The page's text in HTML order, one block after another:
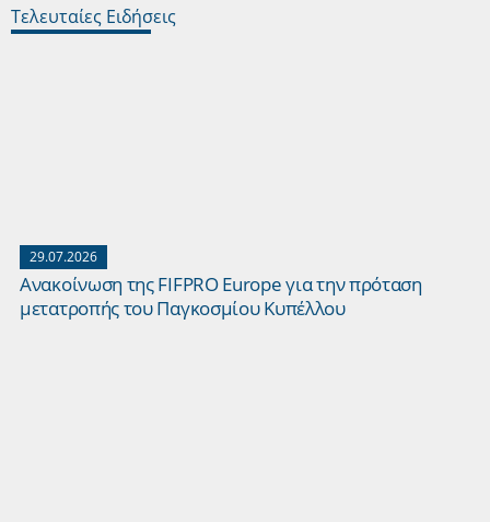
Τελευταίες Ειδήσεις
29.07.2026
Ανακοίνωση της FIFPRO Europe για την πρόταση
μετατροπής του Παγκοσμίου Κυπέλλου